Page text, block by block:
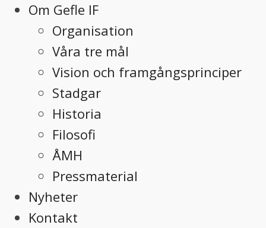
Om Gefle IF
Organisation
Våra tre mål
Vision och framgångsprinciper
Stadgar
Historia
Filosofi
ÅMH
Pressmaterial
Nyheter
Kontakt